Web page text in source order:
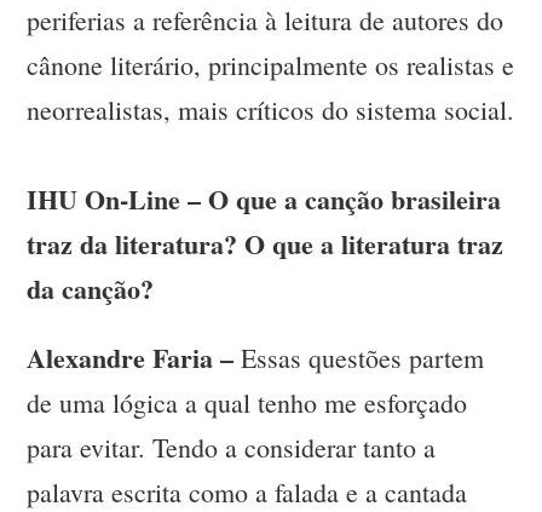
periferias a referência à leitura de autores do
cânone literário, principalmente os realistas e
neorrealistas, mais críticos do sistema social.
IHU On-Line – O que a canção brasileira
traz da literatura? O que a literatura traz
da canção?
Alexandre Faria –Essas questões partem
de uma lógica a qual tenho me esforçado
para evitar. Tendo a considerar tanto a
palavra escrita como a falada e a cantada